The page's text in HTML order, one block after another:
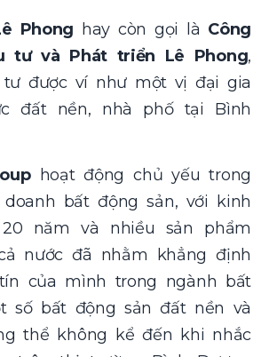
Phong hay còn gọi là Công
tư và Phát triển Lê Phong,
được ví như một vị đại gia
đất nền, nhà phố tại Bình
hoạt động chủ yếu trong
bất động sản, với kinh
năm và nhiều sản phẩm
nước đã nhằm khẳng định
của mình trong ngành bất
số bất động sản đất nền và
thể không kể đến khi nhắc